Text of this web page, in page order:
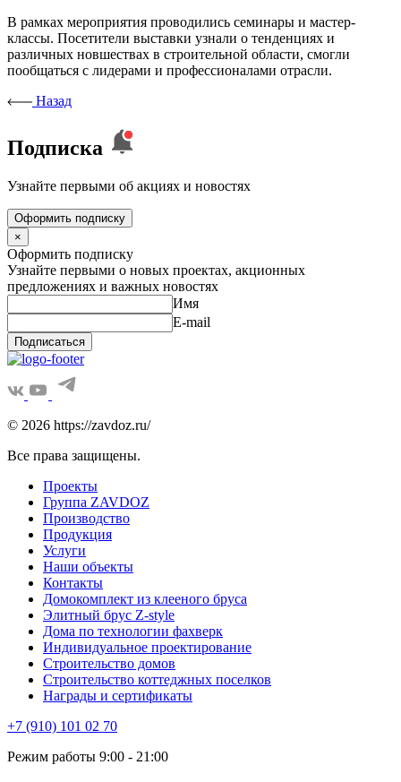
В рамках мероприятия проводились семинары и мастер-
классы. Посетители выставки узнали о тенденциях и
различных новшествах в строительной области, смогли
пообщаться с лидерами и профессионалами отрасли.
Назад
Подписка
Узнайте первыми об акциях и новостях
Оформить подписку
×
Оформить подписку
Узнайте первыми о новых проектах, акционных
предложениях и важных новостях
Имя
E-mail
Подписаться
© 2026 https://zavdoz.ru/
Все права защищены.
Проекты
Группа ZAVDOZ
Производство
Продукция
Услуги
Наши объекты
Контакты
Домокомплект из клееного бруса
Элитный брус Z-style
Дома по технологии фахверк
Индивидуальное проектирование
Строительство домов
Строительство коттеджных поселков
Награды и сертификаты
+7 (910) 101 02 70
Режим работы 9:00 - 21:00